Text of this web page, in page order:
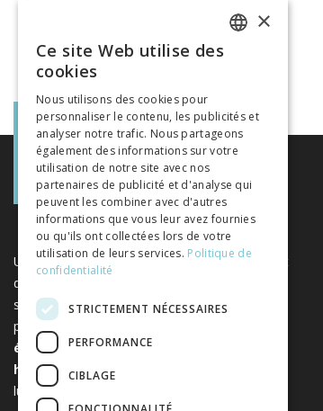
Une plateforme unique regroupant des livres et
des revues publiés par les éditeurs suisses de
sciences humaines et sociales. Libreo.ch est la
propriété de l'
éditeurs de sciences sociales et
humaines. Elle est sans but
lucratif.
ITALIAN
×
Ce site Web utilise des
cookies
Nous utilisons des cookies pour
personnaliser le contenu, les publicités et
analyser notre trafic. Nous partageons
également des informations sur votre
utilisation de notre site avec nos
partenaires de publicité et d'analyse qui
peuvent les combiner avec d'autres
informations que vous leur avez fournies
ou qu'ils ont collectées lors de votre
utilisation de leurs services. Politique de
confidentialité
STRICTEMENT NÉCESSAIRES
PERFORMANCE
CIBLAGE